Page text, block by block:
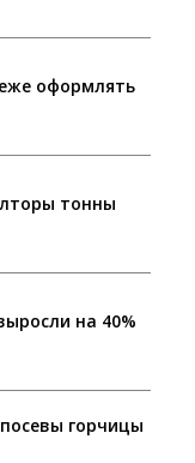
оформлять
тонны
на 40%
горчицы